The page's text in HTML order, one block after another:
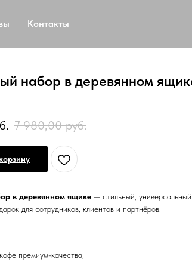
Контакты
набор в деревянном
7 980,00 руб.
в деревянном ящике — стильный,
для сотрудников, клиентов и партнёров.
премиум-качества,